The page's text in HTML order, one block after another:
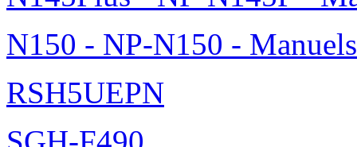
N150 - NP-N150 - Manuels
RSH5UEPN